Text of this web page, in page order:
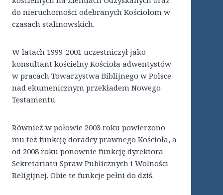
do nieruchomości odebranych Kościołom w
czasach stalinowskich.
W latach 1999-2001 uczestniczył jako
konsultant kościelny Kościoła adwentystów
w pracach Towarzystwa Biblijnego w Polsce
nad ekumenicznym przekładem Nowego
Testamentu.
Również w połowie 2003 roku powierzono
mu też funkcję doradcy prawnego Kościoła, a
od 2008 roku ponownie funkcję dyrektora
Sekretariatu Spraw Publicznych i Wolności
Religijnej. Obie te funkcje pełni do dziś.